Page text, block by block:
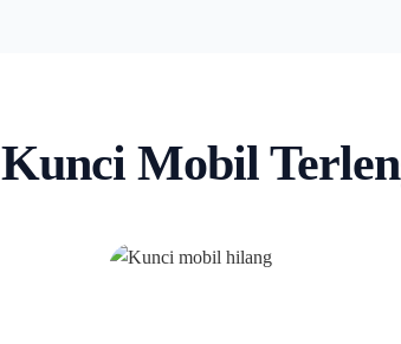
Mobil